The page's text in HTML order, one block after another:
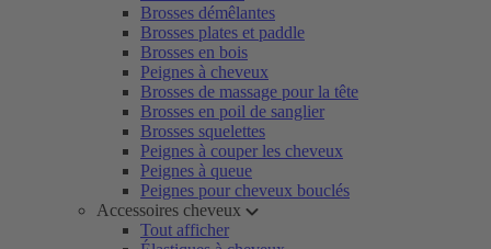
Brosses démêlantes
Brosses plates et paddle
Brosses en bois
Peignes à cheveux
Brosses de massage pour la tête
Brosses en poil de sanglier
Brosses squelettes
Peignes à couper les cheveux
Peignes à queue
Peignes pour cheveux bouclés
Accessoires cheveux
Tout afficher